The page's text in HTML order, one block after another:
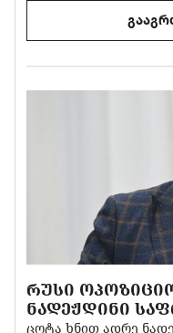
ᲠᲣᲡᲘ
ᲜᲐᲓᲔᲟᲓᲘᲜᲘ
ცოტა ხნით ადრე